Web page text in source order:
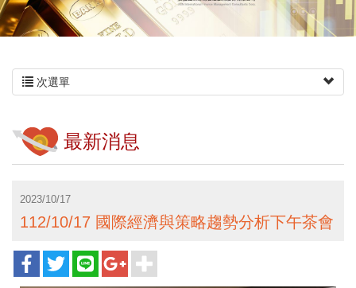
次選單
最新消息
2023/10/17
112/10/17 國際經濟與策略趨勢分析下午茶會